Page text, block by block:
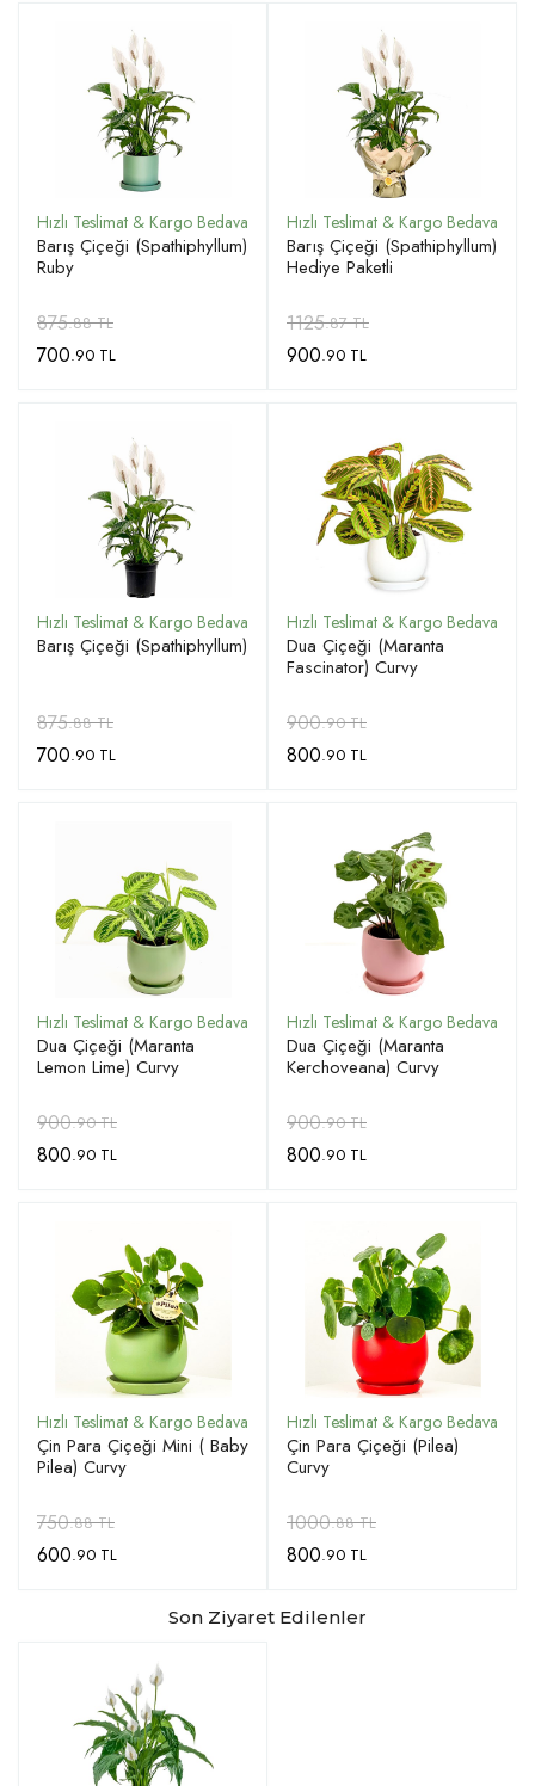
Barış Çiçeği (Spathiphyllum)
Ruby
875.88 TL
700.90 TL
Barış Çiçeği (Spathiphyllum)
Hediye Paketli
1125.87 TL
900.90 TL
Barış Çiçeği (Spathiphyllum)
875.88 TL
700.90 TL
Dua Çiçeği (Maranta
Fascinator) Curvy
900.90 TL
800.90 TL
Dua Çiçeği (Maranta
Lemon Lime) Curvy
900.90 TL
800.90 TL
Dua Çiçeği (Maranta
Kerchoveana) Curvy
900.90 TL
800.90 TL
Çin Para Çiçeği Mini ( Baby
Pilea) Curvy
750.88 TL
600.90 TL
Çin Para Çiçeği (Pilea)
Curvy
1000.88 TL
800.90 TL
Son Ziyaret Edilenler